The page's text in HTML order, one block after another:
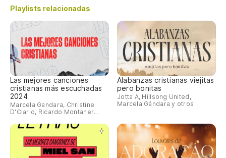
Playlists relacionadas
Las mejores canciones
cristianas más escuchadas
2024
Marcela Gandara, Christine
D'Clario, Ricardo Montaner...
Alabanzas cristianas viejitas
pero bonitas
Jotta A, Hillsong United,
Marcela Gándara y otros